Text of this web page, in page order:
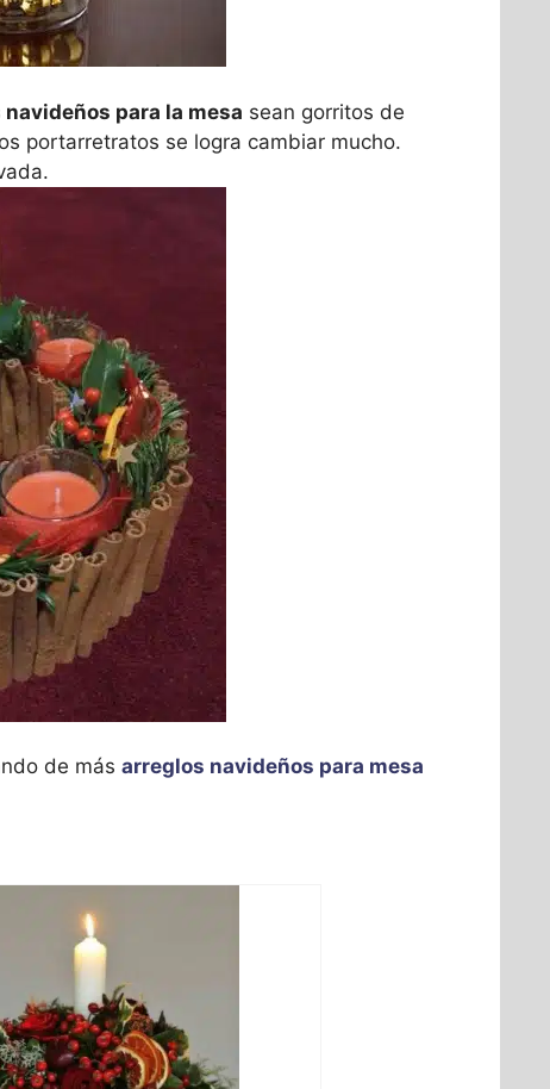
para la mesa sean gorritos de
portarretratos se logra cambiar mucho.
de más arreglos navideños para mesa